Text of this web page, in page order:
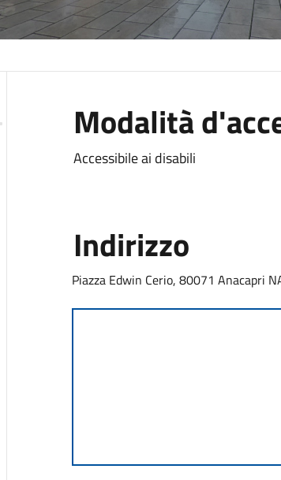
Modalità
Accessibile ai disabili
Indirizzo
Piazza Edwin Cerio, 80071 Anacapri